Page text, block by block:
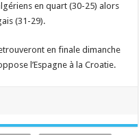
en quart (30-25) alors
(31-29).
en finale dimanche
l’Espagne à la Croatie.